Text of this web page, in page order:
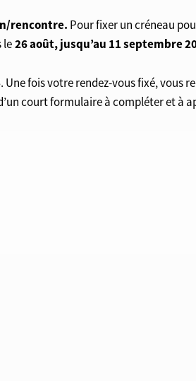
rencontre. Pour fixer un créneau
le26 août, jusqu’au 11 septembre
. Une fois votre rendez-vous fixé, vous
court formulaire à compléter et à